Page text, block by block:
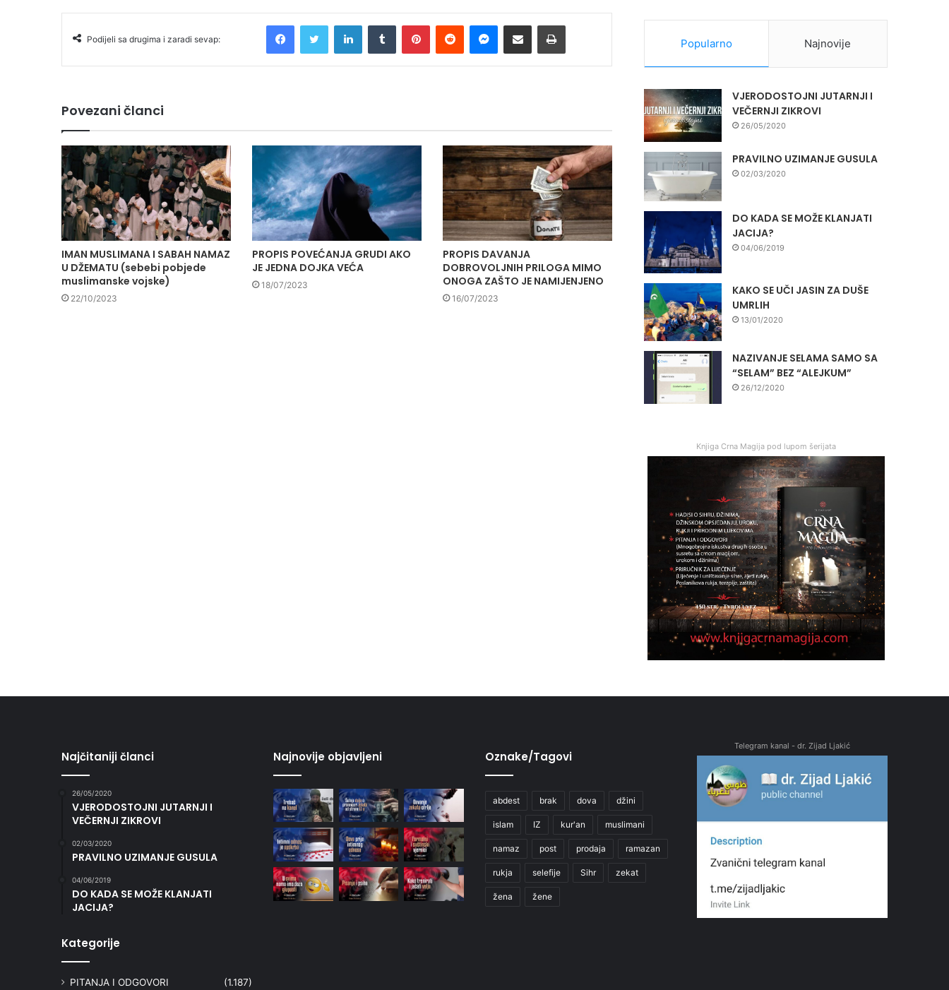
Podijeli sa drugima i zaradi sevap:
Povezani članci
IMAN MUSLIMANA I SABAH NAMAZ
U DŽEMATU (sebebi pobjede
muslimanske vojske)
22/10/2023
PROPIS POVEĆANJA GRUDI AKO
JE JEDNA DOJKA VEĆA
18/07/2023
PROPIS DAVANJA
DOBROVOLJNIH PRILOGA MIMO
ONOGA ZAŠTO JE NAMIJENJENO
16/07/2023
Popularno Najnovije
VJERODOSTOJNI JUTARNJI I
VEČERNJI ZIKROVI
26/05/2020
PRAVILNO UZIMANJE GUSULA
02/03/2020
DO KADA SE MOŽE KLANJATI
JACIJA?
04/06/2019
KAKO SE UČI JASIN ZA DUŠE
UMRLIH
13/01/2020
NAZIVANJE SELAMA SAMO SA
“SELAM” BEZ “ALEJKUM”
26/12/2020
Knjiga Crna Magija pod lupom šerijata
Najčitaniji članci
26/05/2020
VJERODOSTOJNI JUTARNJI I
VEČERNJI ZIKROVI
02/03/2020
PRAVILNO UZIMANJE GUSULA
04/06/2019
DO KADA SE MOŽE KLANJATI
JACIJA?
Kategorije
PITANJA I ODGOVORI (1.187)
Najnovije objavljeni Oznake/Tagovi
abdest brak dova džini
islam IZ kur'an muslimani
namaz post prodaja ramazan
rukja selefije Sihr zekat
žena žene
Telegram kanal - dr. Zijad Ljakić